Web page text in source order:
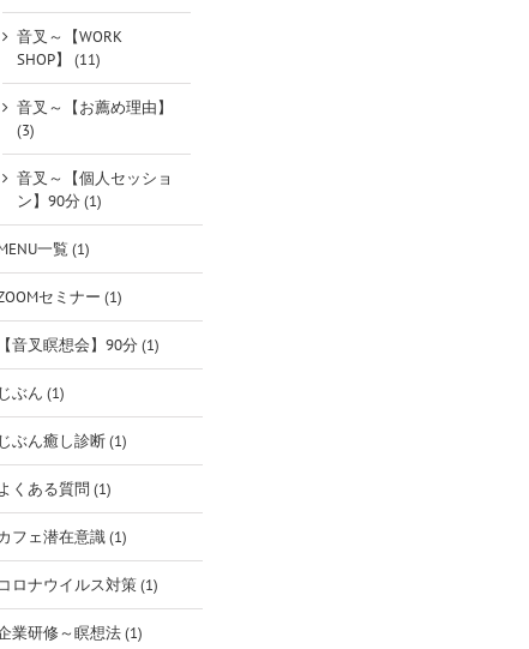
音叉～【WORK
SHOP】 (11)
音叉～【お薦め理由】
(3)
音叉～【個人セッショ
ン】90分 (1)
一覧 (1)
セミナー (1)
【音叉瞑想会】90分 (1)
じぶん (1)
じぶん癒し診断 (1)
くある質問 (1)
フェ潜在意識 (1)
コロナウイルス対策 (1)
業研修～瞑想法 (1)